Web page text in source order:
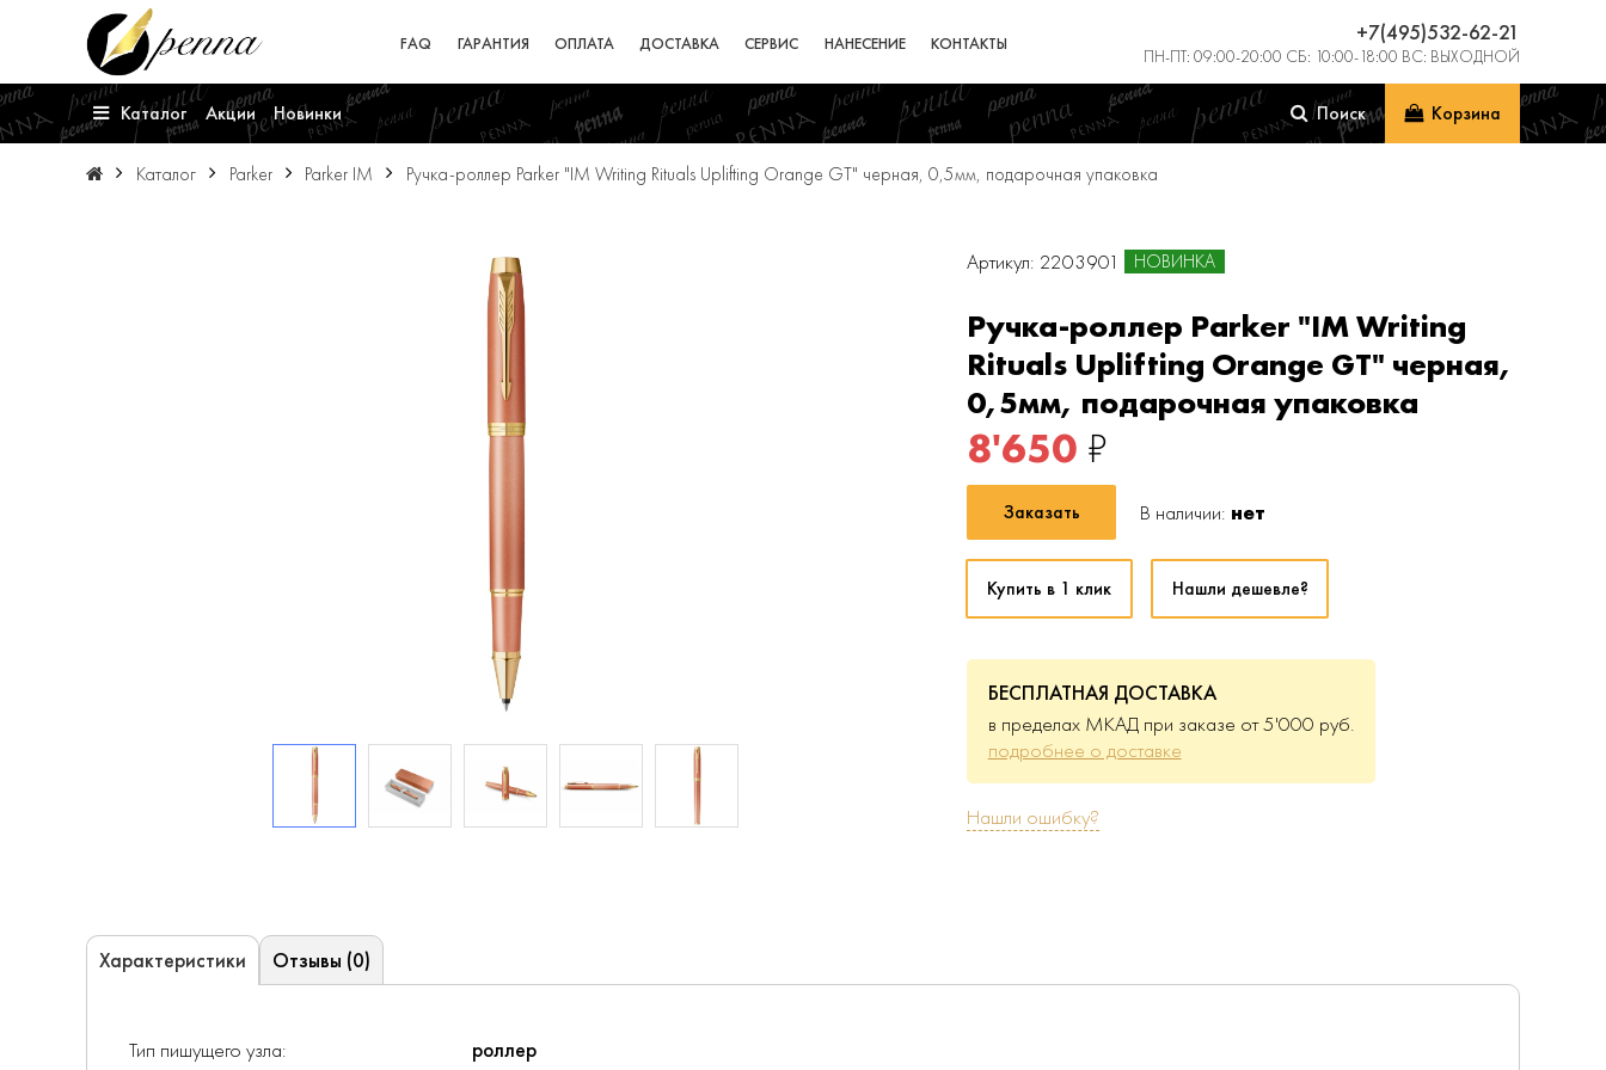
FAQ ГАРАНТИЯ ОПЛАТА ДОСТАВКА СЕРВИС НАНЕСЕНИЕ КОНТАКТЫ +7(495)532-62-21
ПН-ПТ: 09:00-20:00 СБ: 10:00-18:00 ВС: ВЫХОДНОЙ
Каталог Акции Новинки Поиск Корзина
Каталог Parker Parker IM Ручка-роллер Parker "IM Writing Rituals Uplifting Orange GT" черная, 0,5мм, подарочная упаковка
Артикул: 2203901 НОВИНКА
Ручка-роллер Parker "IM Writing
Rituals Uplifting Orange GT" черная,
0,5мм, подарочная упаковка
8'650 ₽
Заказать В наличии: нет
Купить в 1 клик Нашли дешевле?
БЕСПЛАТНАЯ ДОСТАВКА
в пределах МКАД при заказе от 5'000 руб.
подробнее о доставке
Нашли ошибку?
Характеристики Отзывы (0)
Тип пишущего узла:
роллер